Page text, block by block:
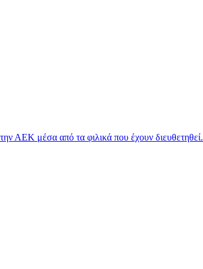
ΑΕΚ μέσα από τα φιλικά που έχουν διευθετηθεί.